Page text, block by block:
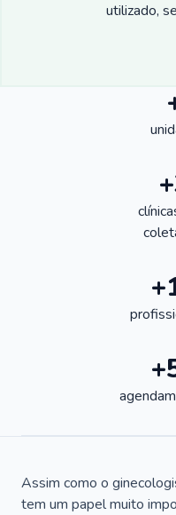
utilizado,
Assim como o
tem um papel muito